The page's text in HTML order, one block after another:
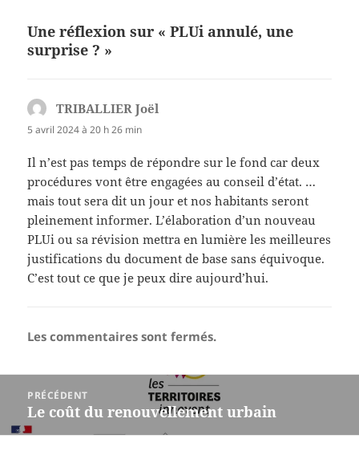
Une réflexion sur « PLUi annulé, une
surprise ? »
TRIBALLIER Joël
5 avril 2024 à 20 h 26 min
Il n’est pas temps de répondre sur le fond car deux
procédures vont être engagées au conseil d’état. …
mais tout sera dit un jour et nos habitants seront
pleinement informer. L’élaboration d’un nouveau
PLUi ou sa révision mettra en lumière les meilleures
justifications du document de base sans équivoque.
C’est tout ce que je peux dire aujourd’hui.
Les commentaires sont fermés.
l’article
PRÉCÉDENT
Article
précédent :
Le coût du renouvellement urbain